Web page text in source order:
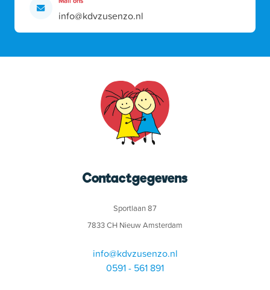
info@kdvzusenzo.nl
Contactgegevens
Sportlaan 87
7833 CH Nieuw Amsterdam
info@kdvzusenzo.nl
0591 - 561 891